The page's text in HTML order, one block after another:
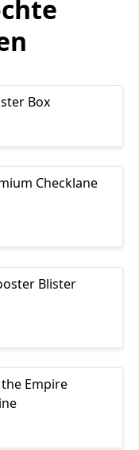
Box
Checklane
Blister
Empire